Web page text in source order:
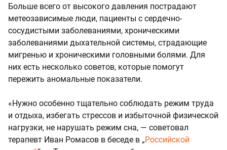
Больше всего от высокого давления пострадают
метеозависимые люди, пациенты с сердечно-
сосудистыми заболеваниями, хроническими
заболеваниями дыхательной системы, страдающие
мигренью и хроническими головными болями. Для
них есть несколько советов, которые помогут
пережить аномальные показатели.
«Нужно особенно тщательно соблюдать режим труда
и отдыха, избегать стрессов и избыточной физической
нагрузки, не нарушать режим сна, — советовал
терапевт Иван Ромасов в беседе в „Российской